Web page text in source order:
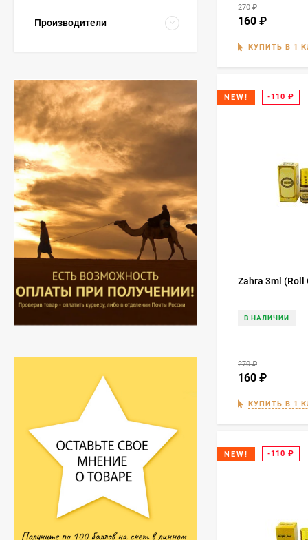
270₽
160 ₽
КУПИТЬ В 1
NEW! -110 ₽
Zahra 3ml (Roll
В НАЛИЧИИ
270₽
160 ₽
КУПИТЬ В 1
NEW! -110 ₽
Производители
Hemani - Масло Усьмы
(Руккола, Гаргира,
Taramira Oil) 30 мл
290₽
249